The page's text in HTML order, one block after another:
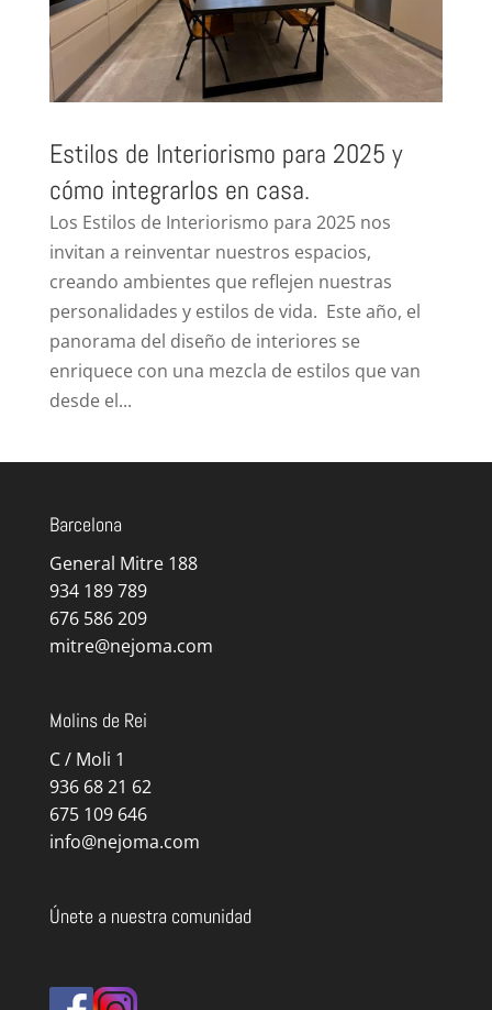
Estilos de Interiorismo para 2025 y
cómo integrarlos en casa.
Los Estilos de Interiorismo para 2025 nos
invitan a reinventar nuestros espacios,
creando ambientes que reflejen nuestras
personalidades y estilos de vida. Este año, el
panorama del diseño de interiores se
enriquece con una mezcla de estilos que van
desde el...
Barcelona
General Mitre 188
934 189 789
676 586 209
mitre@nejoma.com
Molins de Rei
C / Moli 1
936 68 21 62
675 109 646
info@nejoma.com
Únete a nuestra comunidad